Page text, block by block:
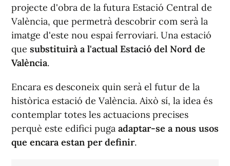
projecte d'obra de la futura Estació Central de
València, que permetrà descobrir com serà la
imatge d'este nou espai ferroviari. Una estació
que substituirà a l'actual Estació del Nord de
València.
Encara es desconeix quin serà el futur de la
històrica estació de València. Això sí, la idea és
contemplar totes les actuacions precises
perquè este edifici puga adaptar-se a nous usos
que encara estan per definir.